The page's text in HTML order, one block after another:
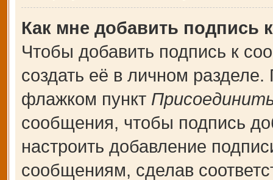
Как мне добавить подпись
Чтобы добавить подпись к
создать её в личном
флажком пункт
сообщения, чтобы подпись
настроить добавление
сообщениям, сделав